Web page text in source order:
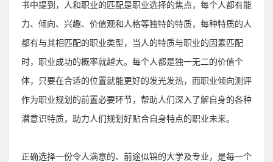
书中提到，人和职业的匹配是职业选择的焦点，每个人都有能
力、倾向、兴趣、价值观和人格等独特的特质，每种特质的人
都有与其相匹配的职业类型，当人的特质与职业的因素匹配
时，职业成功的概率就越大。每个人都是独一无二的价值个
体，只要在合适的位置就能更好的发光发热，而职业倾向测评
作为职业规划的前置必要环节，帮助人们深入了解自身的各种
潜意识特质，助力人们规划好贴合自身特点的职业未来。
正确选择一份令人满意的、前途似锦的大学及专业 ，是每一个